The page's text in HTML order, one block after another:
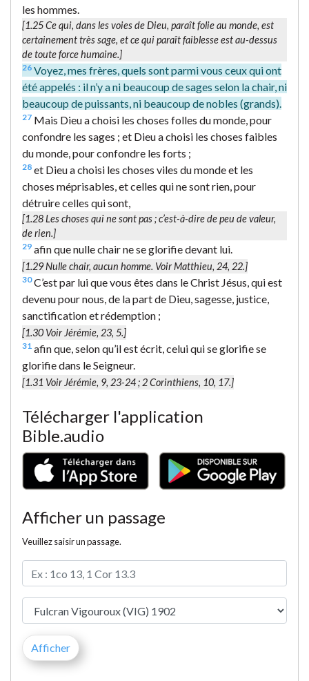
les hommes.
[1.25 Ce qui, dans les voies de Dieu, paraît folie au monde, est
certainement très sage, et ce qui paraît faiblesse est au-dessus
de toute force humaine.]
26 Voyez, mes frères, quels sont parmi vous ceux qui ont
été appelés : il n’y a ni beaucoup de sages selon la chair, ni
beaucoup de puissants, ni beaucoup de nobles (grands).
27 Mais Dieu a choisi les choses folles du monde, pour
confondre les sages ; et Dieu a choisi les choses faibles
du monde, pour confondre les forts ;
28 et Dieu a choisi les choses viles du monde et les
choses méprisables, et celles qui ne sont rien, pour
détruire celles qui sont,
[1.28Les choses qui ne sont pas; c’est-à-dire de peu de valeur,
de rien.]
29 afin que nulle chair ne se glorifie devant lui.
[1.29Nulle chair, aucun homme. Voir Matthieu, 24, 22.]
30C’est par lui que vous êtes dans le Christ Jésus, qui est
devenu pour nous, de la part de Dieu, sagesse, justice,
sanctification et rédemption ;
[1.30 Voir Jérémie, 23, 5.]
31 afin que, selon qu’il est écrit, celui qui se glorifie se
glorifie dans le Seigneur.
[1.31 Voir Jérémie, 9, 23-24 ; 2 Corinthiens, 10, 17.]
Télécharger l'application
Bible.audio
Afficher un passage
Veuillez saisir un passage.